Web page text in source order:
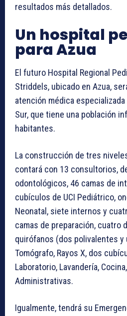
resultados más detallados.
Un hospital
para Azua
El futuro Hospital Regional
Striddels, ubicado en Azua,
atención médica
Sur, que tiene una población
habitantes.
La construcción de tres
contará con 13 consultorios,
odontológicos, 46 camas de
cubículos de UCI Pediátrico,
Neonatal, siete internos y
camas de preparación, cuatro
quirófanos (dos polivalentes y
Tomógrafo, Rayos X, dos
Laboratorio, Lavandería,
Administrativas.
Igualmente, tendrá su